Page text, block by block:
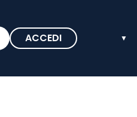
ACCEDI ▼